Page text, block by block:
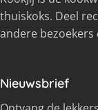
thuiskoks. Deel
andere bezoekers
Nieuwsbrief